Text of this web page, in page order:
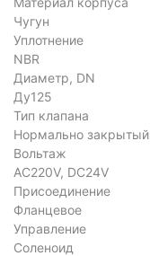
Чугун
Уплотнение
NBR
Диаметр, DN
Ду125
Тип клапана
Нормально закрытый
Вольтаж
AC220V, DC24V
Присоединение
Фланцевое
Управление
Соленоид